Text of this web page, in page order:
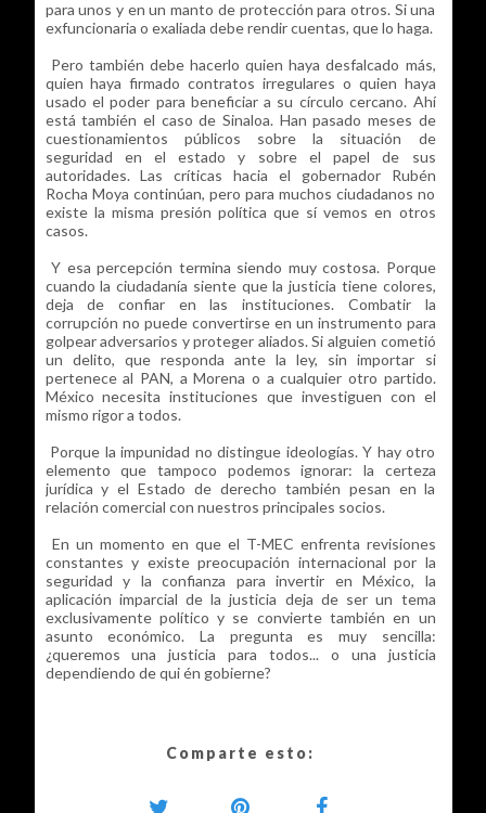
para unos y en un manto de protección para otros. Si una
exfuncionaria o exaliada debe rendir cuentas, que lo haga.
Pero también debe hacerlo quien haya desfalcado más,
quien haya firmado contratos irregulares o quien haya
usado el poder para beneficiar a su círculo cercano. Ahí
está también el caso de Sinaloa. Han pasado meses de
cuestionamientos públicos sobre la situación de
seguridad en el estado y sobre el papel de sus
autoridades. Las críticas hacia el gobernador Rubén
Rocha Moya continúan, pero para muchos ciudadanos no
existe la misma presión política que sí vemos en otros
casos.
Y esa percepción termina siendo muy costosa. Porque
cuando la ciudadanía siente que la justicia tiene colores,
deja de confiar en las instituciones. Combatir la
corrupción no puede convertirse en un instrumento para
golpear adversarios y proteger aliados. Si alguien cometió
un delito, que responda ante la ley, sin importar si
pertenece al PAN, a Morena o a cualquier otro partido.
México necesita instituciones que investiguen con el
mismo rigor a todos.
Porque la impunidad no distingue ideologías. Y hay otro
elemento que tampoco podemos ignorar: la certeza
jurídica y el Estado de derecho también pesan en la
relación comercial con nuestros principales socios.
En un momento en que el T-MEC enfrenta revisiones
constantes y existe preocupación internacional por la
seguridad y la confianza para invertir en México, la
aplicación imparcial de la justicia deja de ser un tema
exclusivamente político y se convierte también en un
asunto económico. La pregunta es muy sencilla:
¿queremos una justicia para todos... o una justicia
dependiendo de qui én gobierne?
Comparte esto: